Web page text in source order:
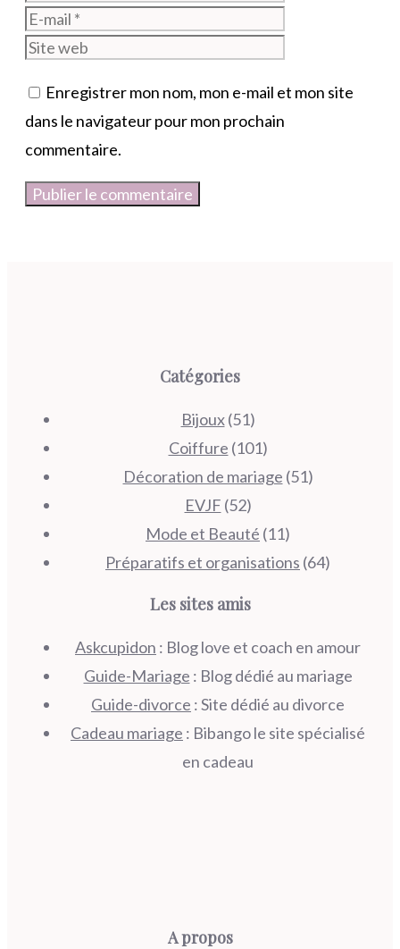
Enregistrer mon nom, mon e-mail et mon site
dans le navigateur pour mon prochain
commentaire.
Catégories
Bijoux(51)
Coiffure (101)
Décoration de mariage (51)
EVJF (52)
Mode et Beauté (11)
Préparatifs et organisations (64)
Les sites amis
Askcupidon : Blog love et coach en amour
Guide-Mariage : Blog dédié au mariage
Guide-divorce : Site dédié au divorce
Cadeau mariage : Bibango le site spécialisé
en cadeau
A propos